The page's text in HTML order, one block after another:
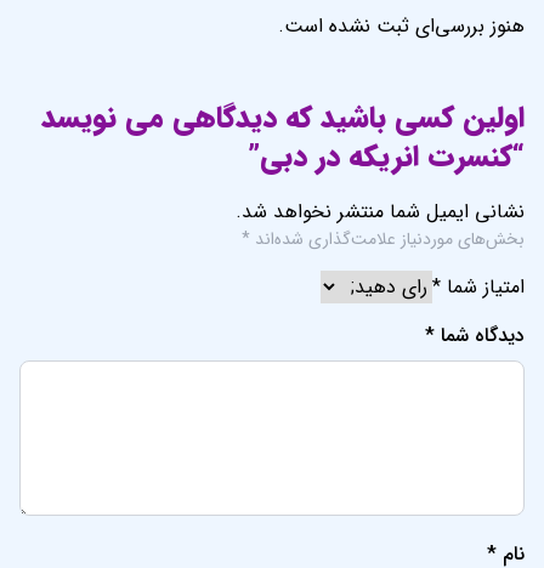
هنوز بررسی‌ای ثبت نشده است.
اولین کسی باشید که دیدگاهی می نویسد
“کنسرت انریکه در دبی”
نشانی ایمیل شما منتشر نخواهد شد.
بخش‌های موردنیاز علامت‌گذاری شده‌اند *
امتیاز شما *
دیدگاه شما *
نام *